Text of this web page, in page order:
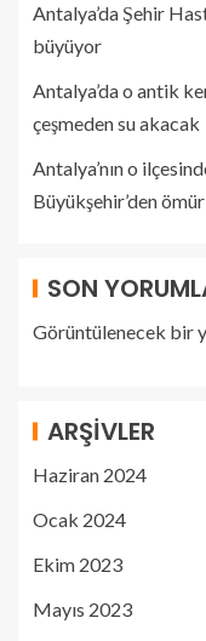
Antalya’da Şehir
büyüyor
Antalya’da o antik
çeşmeden su akacak
Antalya’nın o
Büyükşehir’den
SON
Görüntülenecek bir
ARŞIVLER
Haziran 2024
Ocak 2024
Ekim 2023
Mayıs 2023